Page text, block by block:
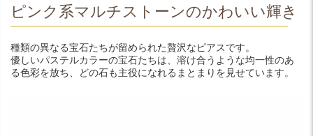
ピンク系マルチストーンのかわいい輝き
種類の異なる宝石たちが留められた贅沢なピアスです。
優しいパステルカラーの宝石たちは、溶け合うような均一性のあ
る色彩を放ち、どの石も主役になれるまとまりを見せています。